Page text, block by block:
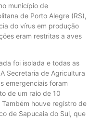
município de
de Porto Alegre (RS),
do vírus em produção
eram restritas a aves
foi isolada e todas as
Secretaria de Agricultura
emergenciais foram
de um raio de 10
houve registro de
de Sapucaia do Sul, que